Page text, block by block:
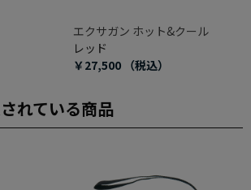
エクサガン ホット&クール
レッド
￥27,500 （税込）
れている商品